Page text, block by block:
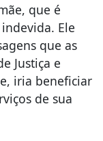
que é
Ele
que as
Justiça e
iria beneficiar
de sua